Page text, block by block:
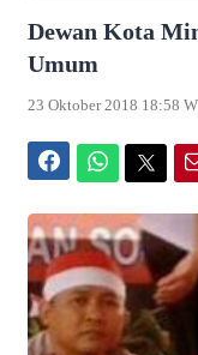
Dewan Kota
Umum
23 Oktober 2018 18:58